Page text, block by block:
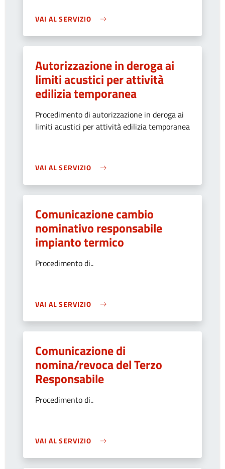
VAI AL SERVIZIO
Autorizzazione in deroga ai
limiti acustici per attività
edilizia temporanea
Procedimento di autorizzazione in deroga ai
limiti acustici per attività edilizia temporanea
VAI AL SERVIZIO
Comunicazione cambio
nominativo responsabile
impianto termico
Procedimento di..
VAI AL SERVIZIO
Comunicazione di
nomina/revoca del Terzo
Responsabile
Procedimento di..
VAI AL SERVIZIO